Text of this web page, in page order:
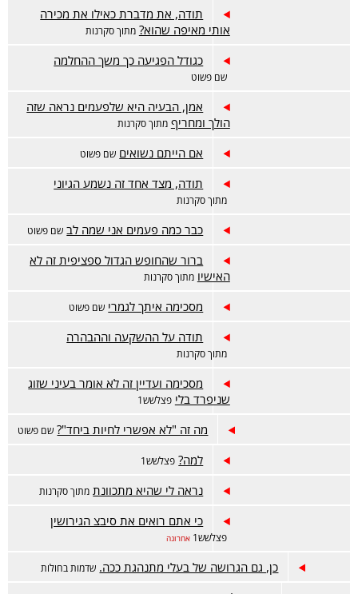
תודה, את מדברת כאילו את מכירה
אותי מאיפה שהוא? מתוך סקרנות
כגודל הפגיעה כך משך ההחלמה
שם פשוט
אמן, הבעיה היא שלפעמים נראה שזה
הולך ומחריף מתוך סקרנות
אם הייתם נשואים שם פשוט
תודה, מצד אחד זה נשמע הגיוני
מתוך סקרנות
כבר כמה פעמים אני שמה לב שם פשוט
ברור שהחופש הגדול ספציפית זה לא
האישיו מתוך סקרנות
מסכימה איתך לגמרי שם פשוט
תודה על ההשקעה וההבהרה
מתוך סקרנות
מסכימה ועדיין זה לא אומר בעיני שזוג
שניפרד בלי פצלשש1
מה זה "לא אפשרי לחיות ביחד"? שם פשוט
למה? פצלשש1
נראה לי שהיא מתכוונת מתוך סקרנות
כי אתם רואים את סיבצ הגירושין
פצלשש1 אחרונה
כן, גם הגרושה של בעלי מתנהגת ככה. שדמות בחולות